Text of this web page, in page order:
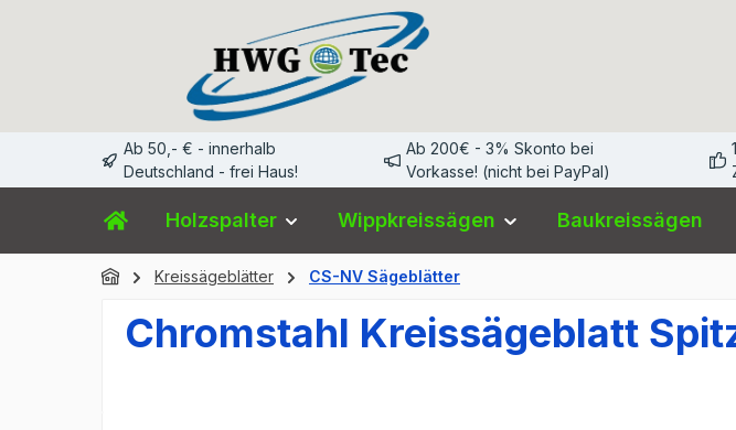
Ab 50,- € - innerhalb
Deutschland - frei Haus!
Ab 200€ - 3% Skonto bei
Vorkasse! (nicht bei PayPal)
Holzspalter Wippkreissägen Baukreissägen
Kreissägeblätter CS-NV Sägeblätter
Chromstahl Kreissägeblatt